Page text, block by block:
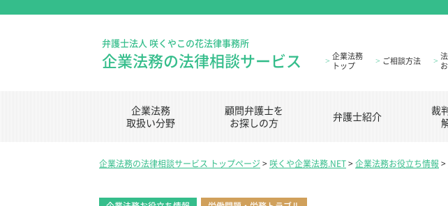
弁護士法人 咲くやこの花法律事務所
企業法務の法律相談サービス > 企業法務
トップ
> ご相談方法 >
企業法務
取扱い分野
顧問弁護士を
お探しの方
弁護士紹介
裁
企業法務の法律相談サービス トップページ > 咲くや企業法務.NET>企業法務お役立ち情報 >